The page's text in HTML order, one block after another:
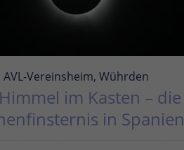
AVL-Vereinsheim, Wührden
im Kasten – die
in Spanien